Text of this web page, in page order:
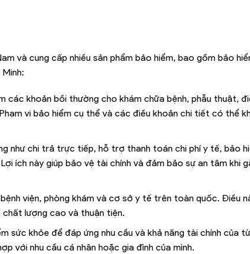
và cung cấp nhiều sản phẩm bảo hiểm, bao gồm bảo
các khoản bồi thường cho khám chữa bệnh, phẫu thuật,
vi bảo hiểm cụ thể và các điều khoản chi tiết có thể
như chi trả trực tiếp, hỗ trợ thanh toán chi phí y tế, bảo
ích này giúp bảo vệ tài chính và đảm bảo sự an tâm khi
viện, phòng khám và cơ sở y tế trên toàn quốc. Điều
lượng cao và thuận tiện.
sức khỏe để đáp ứng nhu cầu và khả năng tài chính của
với nhu cầu cá nhân hoặc gia đình của mình.